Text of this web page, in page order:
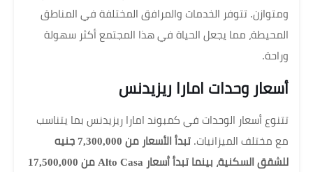
ومتوازن. تتوفر الخدمات والمرافق المختلفة في المناطق
المحيطة، مما يجعل الحياة في هذا المجتمع أكثر سهولة
وراحة.
أسعار وحدات امارا ريزيدنس
تتنوع أسعار الوحدات في كمبوند امارا ريزيدنس بما يتناسب
مع مختلف الميزانيات.
تبدأ الأسعار من 7,300,000 جنيه
للشقق السكنية، بينما تبدأ أسعار Alto Casa من 17,500,000